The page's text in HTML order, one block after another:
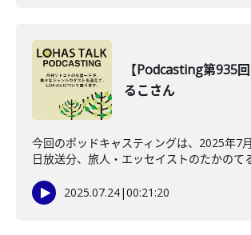
【Podcasting第935
るこさん
今回のポッドキャスティングは、2025年7
日放送分、旅人・エッセイストのたかのて
2025.07.24|00:21:20